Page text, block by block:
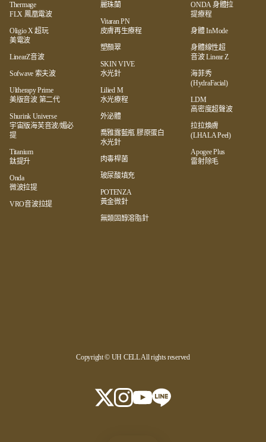
Thermage
FLX 鳳凰電波
Oligio X 超玩
美電波
LinearZ音波
Sofwave 索夫波
Ultherapy Prime
美版音波 第二代
Shurink Universe
宇宙版海芙音波/媚必
提
Titanium
鈦提升
Onda
微波拉提
VRO音波拉提
麗珠蘭
Vitaran PN
皮膚再生療程
塑顏翠
SKIN VIVE
水光針
Lilied M
水光療程
外泌體
喬雅露藍瓶 膠原蛋白
水光針
肉毒桿菌
玻尿酸填充
POTENZA
黃金微針
無類固醇溶脂針
ONDA 身體拉
提療程
身體 InMode
身體線性超
音波 Linear Z
海菲秀
(HydraFacial)
LDM
高密度超聲波
拉拉煥膚
(LHALA Peel)
Apogee Plus
雷射除毛
Copyright © UH CELL All rights reserved